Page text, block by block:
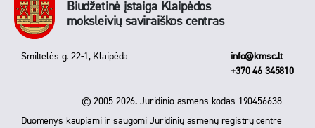
Biudžetinė įstaiga Klaipėdos
moksleivių saviraiškos centras
Smiltelės g. 22-1, Klaipėda
info@kmsc.lt
+370 46 345810
© 2005-2026. Juridinio asmens kodas 190456638
Duomenys kaupiami ir saugomi Juridinių asmenų registrų centre